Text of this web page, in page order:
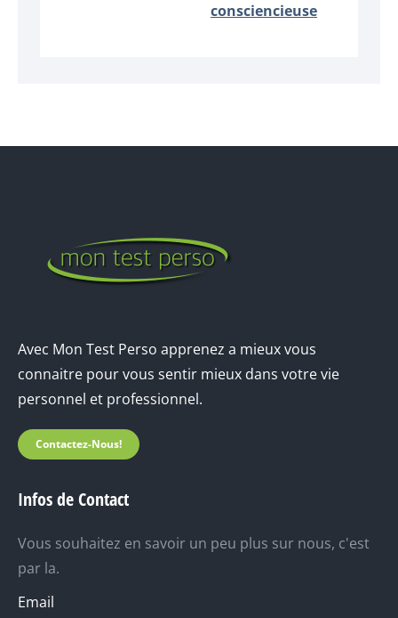
consciencieuse
Avec Mon Test Perso apprenez a mieux vous
connaitre pour vous sentir mieux dans votre vie
personnel et professionnel.
Contactez-Nous!
Infos de Contact
Vous souhaitez en savoir un peu plus sur nous, c'est
par la.
Email